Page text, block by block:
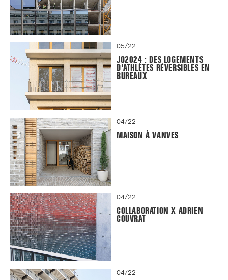
05/22
JO2024 : DES LOGEMENTS
D'ATHLÈTES RÉVERSIBLES EN
BUREAUX
04/22
MAISON À VANVES
04/22
COLLABORATION X ADRIEN
COUVRAT
04/22